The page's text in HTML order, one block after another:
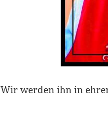
Wir werden ihn in